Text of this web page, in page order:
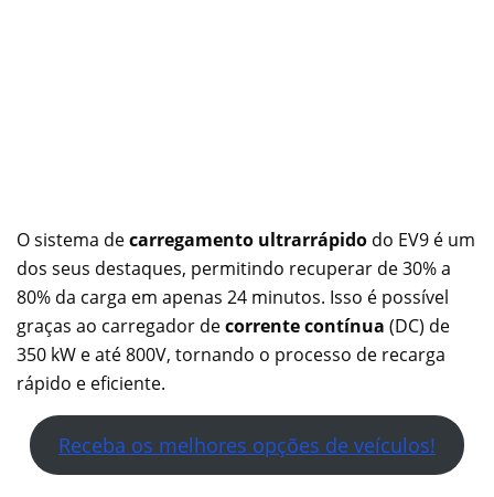
O sistema decarregamento ultrarrápido do EV9 é um
dos seus destaques, permitindo recuperar de 30% a
80% da carga em apenas 24 minutos. Isso é possível
graças ao carregador decorrente contínua (DC) de
350 kW e até 800V, tornando o processo de recarga
rápido e eficiente.
Receba os melhores opções de veículos!